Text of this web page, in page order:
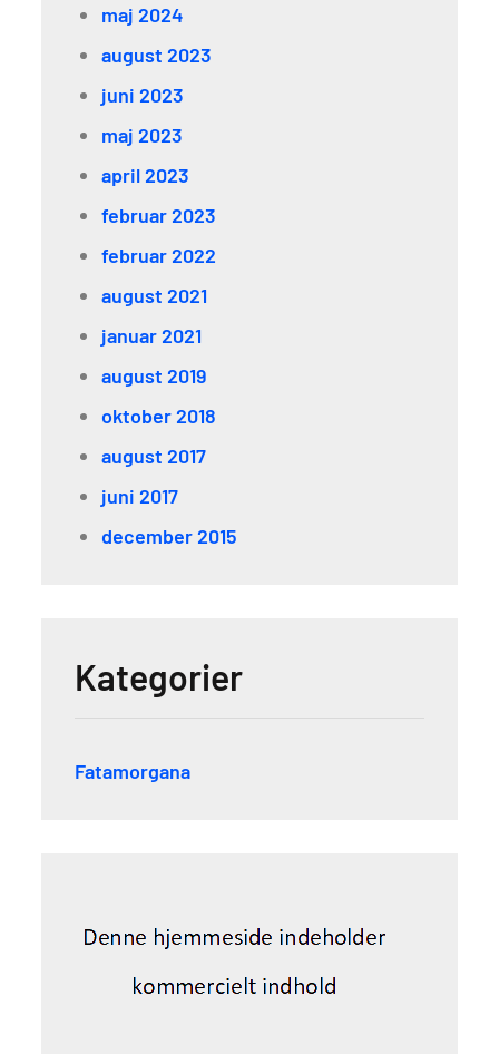
maj 2024
august 2023
juni 2023
maj 2023
april 2023
februar 2023
februar 2022
august 2021
januar 2021
august 2019
oktober 2018
august 2017
juni 2017
december 2015
Kategorier
Fatamorgana